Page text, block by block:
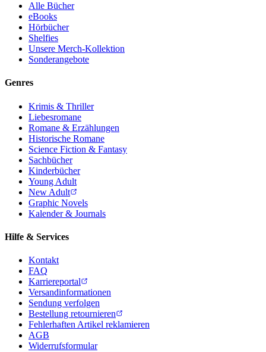
Alle Bücher
eBooks
Hörbücher
Shelfies
Unsere Merch-Kollektion
Sonderangebote
Genres
Krimis & Thriller
Liebesromane
Romane & Erzählungen
Historische Romane
Science Fiction & Fantasy
Sachbücher
Kinderbücher
Young Adult
New Adult
Graphic Novels
Kalender & Journals
Hilfe & Services
Kontakt
FAQ
Karriereportal
Versandinformationen
Sendung verfolgen
Bestellung retournieren
Fehlerhaften Artikel reklamieren
AGB
Widerrufsformular